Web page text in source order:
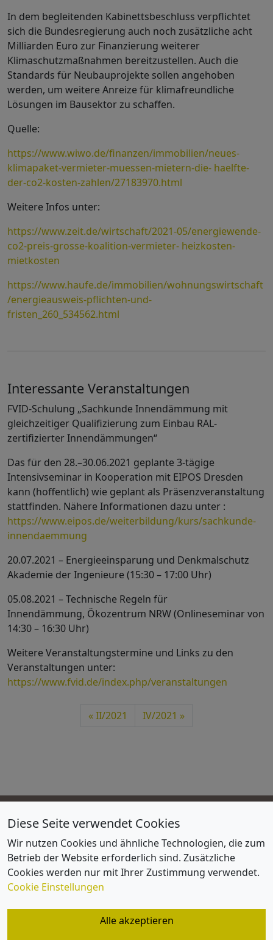
In dem begleitenden Kabinettsbeschluss verpflichtet
sich die Bundesregierung auch noch zusätzliche acht
Milliarden Euro zur Finanzierung weiterer
Klimaschutzmaßnahmen bereitzustellen. Auch die
Standards für Neubauprojekte sollen angehoben
werden, um weitere Anreize für klimafreundliche
Lösungen im Bausektor zu schaffen.
Quelle:
https://www.wiwo.de/finanzen/immobilien/neues-
klimapaket-vermieter-muessen-mietern-die- haelfte-
der-co2-kosten-zahlen/27183970.html
Weitere Infos unter:
https://www.zeit.de/wirtschaft/2021-05/energiewende-
co2-preis-grosse-koalition-vermieter- heizkosten-
mietkosten
https://www.haufe.de/immobilien/wohnungswirtschaft
/energieausweis-pflichten-und-
fristen_260_534562.html
Interessante Veranstaltungen
FVID-Schulung „Sachkunde Innendämmung mit
gleichzeitiger Qualifizierung zum Einbau RAL-
zertifizierter Innendämmungen“
Das für den 28.–30.06.2021 geplante 3-tägige
Intensivseminar in Kooperation mit EIPOS Dresden
kann (hoffentlich) wie geplant als Präsenzveranstaltung
stattfinden. Nähere Informationen dazu unter :
https://www.eipos.de/weiterbildung/kurs/sachkunde-
innendaemmung
20.07.2021 – Energieeinsparung und Denkmalschutz
Akademie der Ingenieure (15:30 – 17:00 Uhr)
05.08.2021 – Technische Regeln für
Innendämmung, Ökozentrum NRW (Onlineseminar von
14:30 – 16:30 Uhr)
Weitere Veranstaltungstermine und Links zu den
Veranstaltungen unter:
https://www.fvid.de/index.php/veranstaltungen
II/2021 IV/2021
FVID
Impressum
Lageplan / Anfahrtsskizze
Satzung und Organisation
Datenschutz
Diese Seite verwendet Cookies
Wir nutzen Cookies und ähnliche Technologien, die zum
Betrieb der Website erforderlich sind. Zusätzliche
Cookies werden nur mit Ihrer Zustimmung verwendet.
Cookie Einstellungen
Alle akzeptieren